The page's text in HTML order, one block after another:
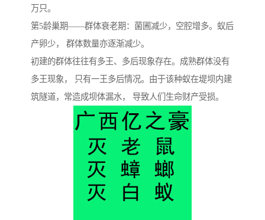
万只。
第5龄巢期——群体衰老期：菌圃减少，空腔增多。蚁后
产卵少， 群体数量亦逐渐减少。
初建的群体往往有多王、多后现象存在。成熟群体没有
多王现象， 只有一王多后情况。由于该种蚁在堤坝内建
筑隧道，常造成坝体漏水， 导致人们生命财产受损。